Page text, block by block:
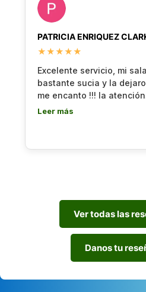
PATRICIA ENRIQUEZ
★★★★★
Excelente servicio, mi
bastante sucia y la
me encanto !!! la
Leer más
Ver todas las
Danos tu